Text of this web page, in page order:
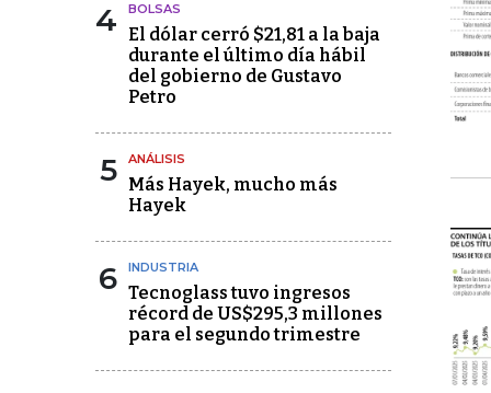
4 BOLSAS
El dólar cerró $21,81 a la baja
durante el último día hábil
del gobierno de Gustavo
Petro
5 ANÁLISIS
Más Hayek, mucho más
Hayek
6 INDUSTRIA
Tecnoglass tuvo ingresos
récord de US$295,3 millones
para el segundo trimestre